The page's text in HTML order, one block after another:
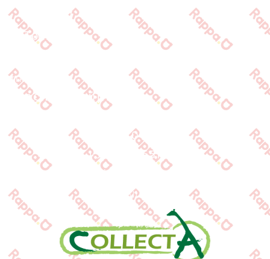
Προϊόντα
Τράπεζες
Επικοινωνία
Ιωνος Δραγούμη 14
+30 2310 277104
+30 2310 551560
info@gounaridis.com
www.collecta.gr